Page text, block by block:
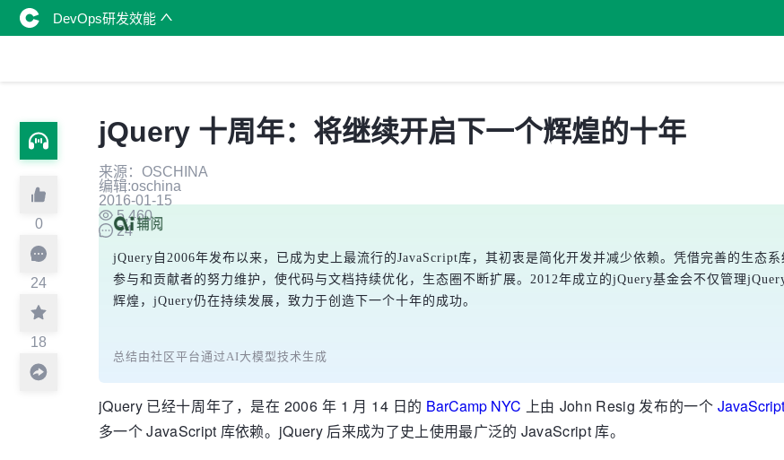
DevOps研发效能
0
24
18
jQuery 十周年：将继续开启下一个辉煌的十年
来源：OSCHINA
编辑:oschina
2016-01-15
5,460
24
jQuery自2006年发布以来，已成为史上最流行的JavaScript库，其初衷是简化开发并减少依赖。凭借完善的生态
参与和贡献者的努力维护，使代码与文档持续优化，生态圈不断扩展。2012年成立的jQuery基金会不仅管理
辉煌，jQuery仍在持续发展，致力于创造下一个十年的成功。
总结由社区平台通过AI大模型技术生成
jQuery 已经十周年了，是在 2006 年 1 月 14 日的 BarCamp NYC 上由 John Resig 发布的一个
多一个 JavaScript 库依赖。jQuery 后来成为了史上使用最广泛的 JavaScript 库。